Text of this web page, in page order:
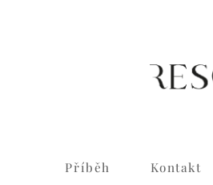
Příběh Kontakt